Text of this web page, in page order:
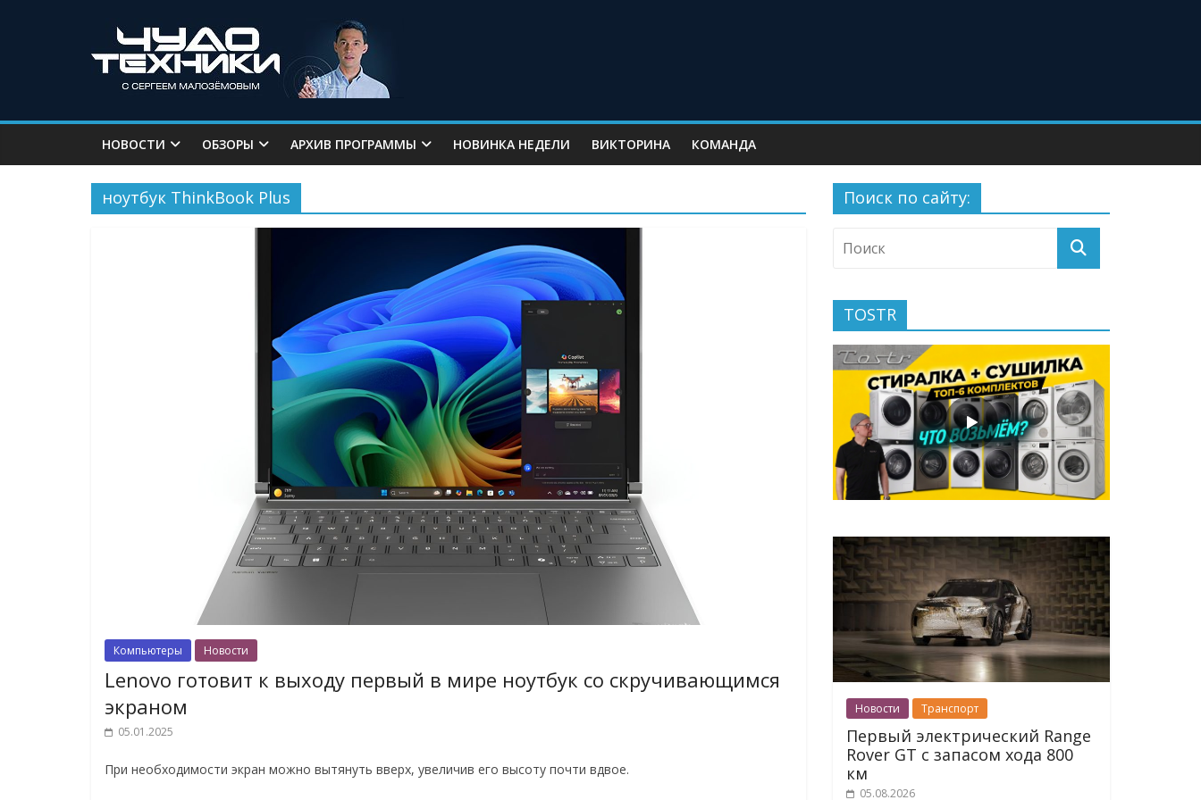
НОВОСТИ ОБЗОРЫ АРХИВ ПРОГРАММЫ НОВИНКА НЕДЕЛИ ВИКТОРИНА КОМАНДА
ноутбук ThinkBook Plus
Компьютеры Новости
Lenovo готовит к выходу первый в мире ноутбук со скручивающимся
экраном
05.01.2025
При необходимости экран можно вытянуть вверх, увеличив его высоту почти вдвое.
Поиск по сайту:
TOSTR
Новости Транспорт
Первый электрический Range
Rover GT с запасом хода 800
км
05.08.2026